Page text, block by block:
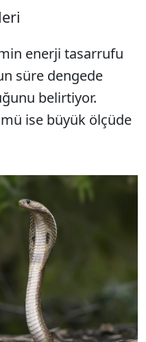
Sesi Aç
enerji tasarrufu
süre dengede
belirtiyor.
ise büyük ölçüde